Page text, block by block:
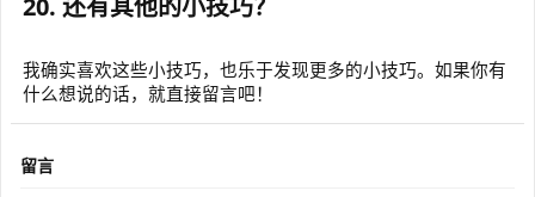
20. 还有其他的小技巧？
我确实喜欢这些小技巧，也乐于发现更多的小技巧。如果你有
什么想说的话，就直接留言吧！
留言